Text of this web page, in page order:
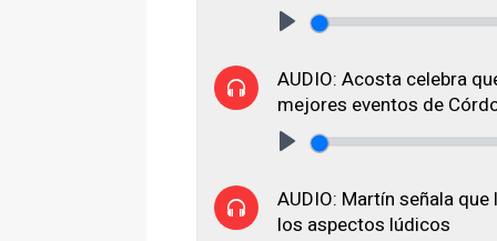
AUDIO: Acosta celebra
mejores eventos de
AUDIO: Martín señala
los aspectos lúdicos